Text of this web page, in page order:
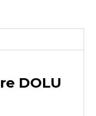
DOLU